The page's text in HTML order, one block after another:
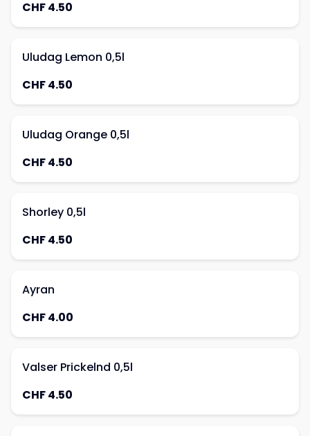
CHF 4.50
Uludag Lemon 0,5l
CHF 4.50
Uludag Orange 0,5l
CHF 4.50
Shorley 0,5l
CHF 4.50
Ayran
CHF 4.00
Valser Prickelnd 0,5l
CHF 4.50